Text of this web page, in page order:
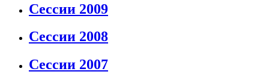
Сессии 2009
Сессии 2008
Сессии 2007